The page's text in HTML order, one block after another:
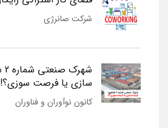
شرکت صانرژی
سازی یا فرصت
کانون نوآوران و فناوران